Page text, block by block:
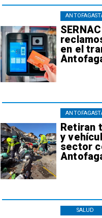
en el
Retiran
y
sector
SALUD